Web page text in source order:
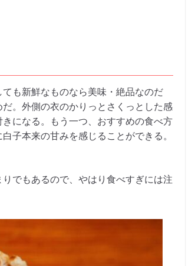
も新鮮なものなら美味・絶品なのだ
。外側の衣のかりっとさくっとした感
になる。もう一つ、おすすめの食べ方
子本来の甘みを感じることができる。
でもあるので、やはり食べすぎには注